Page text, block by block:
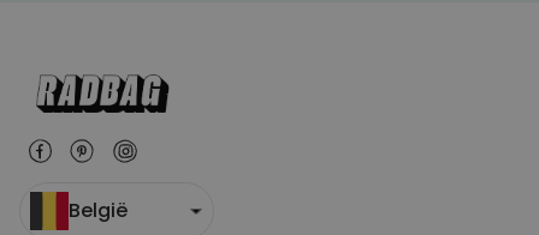
België